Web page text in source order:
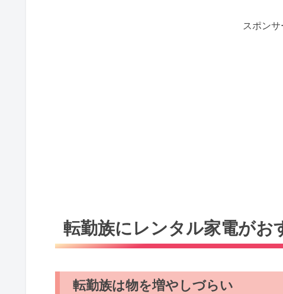
スポンサ
転勤族にレンタル家電がお
転勤族は物を増やしづらい